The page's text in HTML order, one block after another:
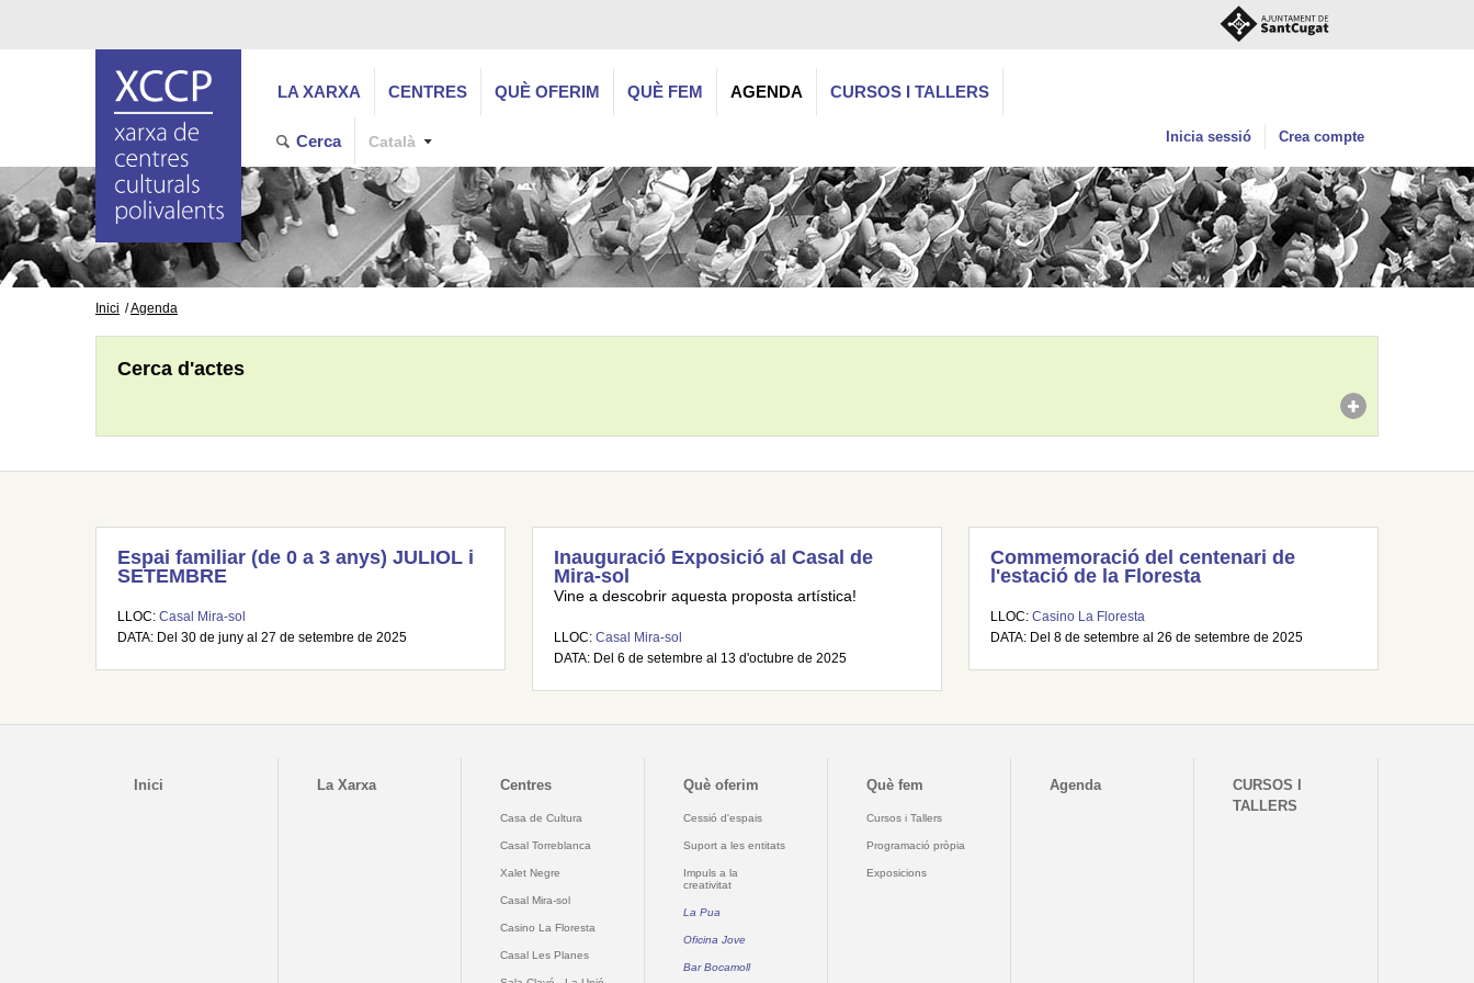
LA XARXA CENTRES QUÈ OFERIM QUÈ FEM AGENDA CURSOS I TALLERS
Cerca Català Inicia sessió Crea compte
Inici Agenda
Cerca d'actes
Espai familiar (de 0 a 3 anys) JULIOL i
SETEMBRE
LLOC: Casal Mira-sol
DATA: Del 30 de juny al 27 de setembre de 2025
Inauguració Exposició al Casal de
Mira-sol
Vine a descobrir aquesta proposta artística!
LLOC: Casal Mira-sol
DATA: Del 6 de setembre al 13 d'octubre de 2025
Commemoració del centenari de
l'estació de la Floresta
LLOC: Casino La Floresta
DATA: Del 8 de setembre al 26 de setembre de 2025
Inici La Xarxa Centres
Casa de Cultura
Casal Torreblanca
Xalet Negre
Casal Mira-sol
Casino La Floresta
Casal Les Planes
Què oferim
Cessió d'espais
Suport a les entitats
Impuls a la
creativitat
La Pua
Oficina Jove
Bar Bocamoll
Què fem
Cursos i Tallers
Programació pròpia
Exposicions
Agenda
CURSOS I
TALLERS